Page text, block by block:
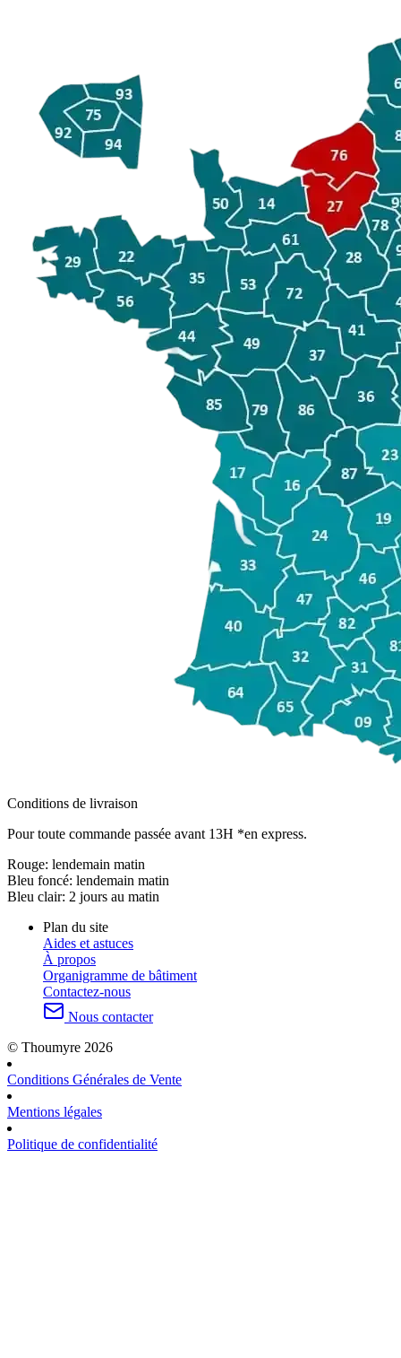
Conditions de livraison
Pour toute commande passée avant 13H *en express.
Rouge: lendemain matin
Bleu foncé: lendemain matin
Bleu clair: 2 jours au matin
Plan du site
Aides et astuces
À propos
Organigramme de bâtiment
Contactez-nous
Nous contacter
© Thoumyre 2026
Conditions Générales de Vente
Mentions légales
Politique de confidentialité